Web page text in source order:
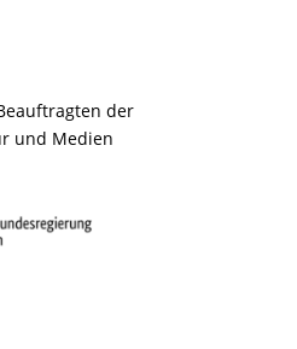
der
und Medien